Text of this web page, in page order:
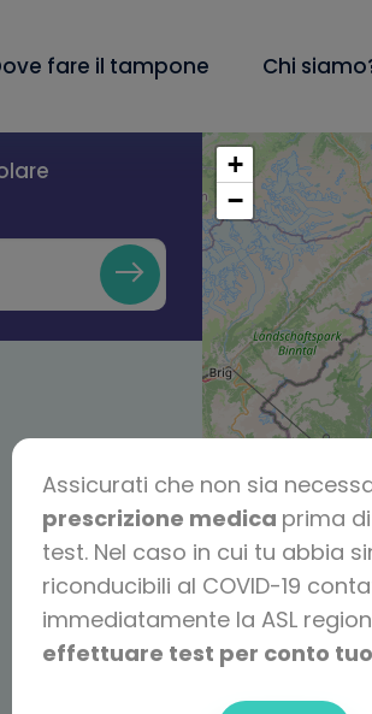
Assicurati che non sia
prescrizione medica prima
test. Nel caso in cui tu abbia
riconducibili al COVID-19
immediatamente la ASL
effettuare test per conto
fare il tampone Chi
+
−